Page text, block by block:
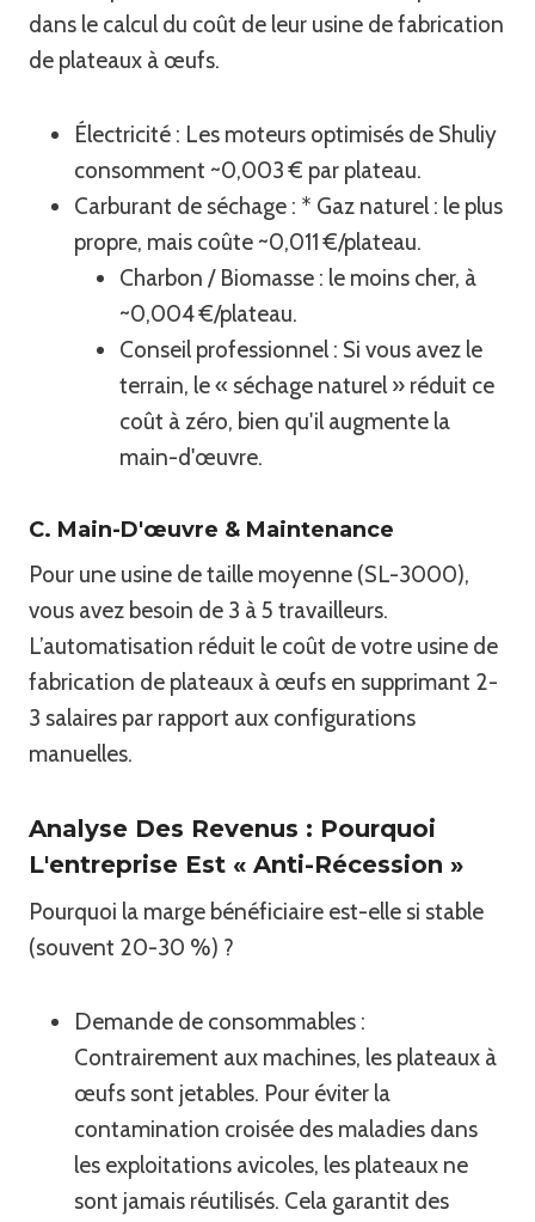
dans le calcul du coût de leur usine de fabrication
de plateaux à œufs.
Électricité : Les moteurs optimisés de Shuliy
consomment ~0,003 € par plateau.
Carburant de séchage : * Gaz naturel : le plus
propre, mais coûte ~0,011 €/plateau.
Charbon / Biomasse : le moins cher, à
~0,004 €/plateau.
Conseil professionnel : Si vous avez le
terrain, le « séchage naturel » réduit ce
coût à zéro, bien qu'il augmente la
main-d'œuvre.
C. Main-D'œuvre & Maintenance
Pour une usine de taille moyenne (SL-3000),
vous avez besoin de 3 à 5 travailleurs.
L’automatisation réduit le coût de votre usine de
fabrication de plateaux à œufs en supprimant 2-
3 salaires par rapport aux configurations
manuelles.
Analyse Des Revenus : Pourquoi
L'entreprise Est « Anti-Récession »
Pourquoi la marge bénéficiaire est-elle si stable
(souvent 20-30 %) ?
Demande de consommables :
Contrairement aux machines, les plateaux à
œufs sont jetables. Pour éviter la
contamination croisée des maladies dans
les exploitations avicoles, les plateaux ne
sont jamais réutilisés. Cela garantit des